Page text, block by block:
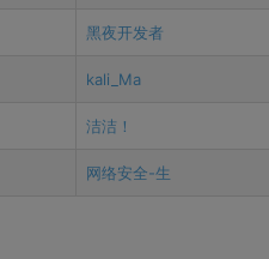
黑夜开发者
kali_Ma
洁洁！
网络安全-生